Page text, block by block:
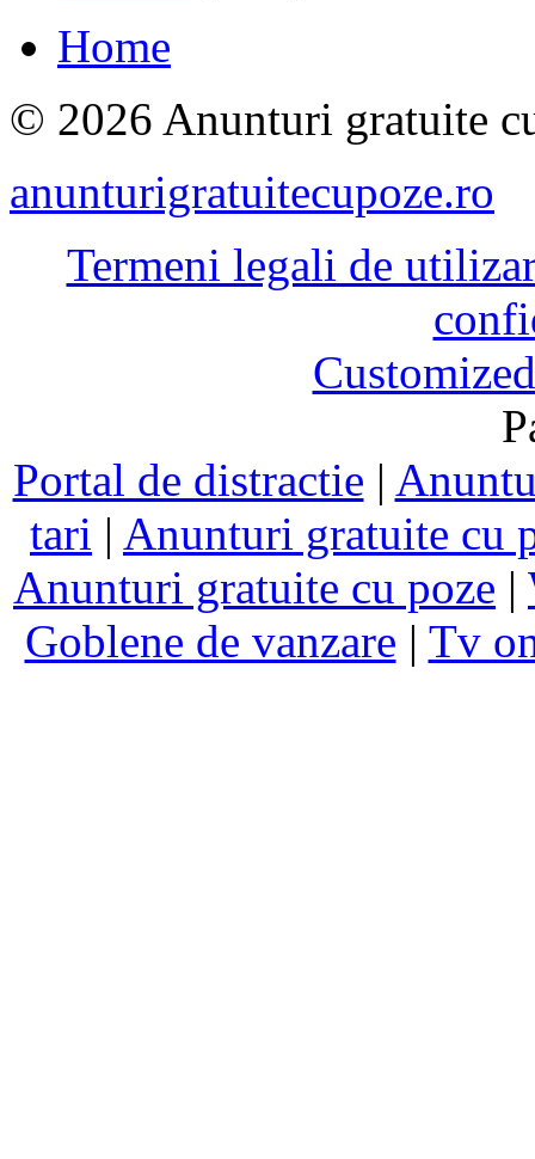
Home
© 2026 Anunturi gratuite
anunturigratuitecupoze.ro
Termeni legali de
Portal de distractie |
tari | Anunturi gratuite cu
Anunturi gratuite cu poze |
Goblene de vanzare | Tv